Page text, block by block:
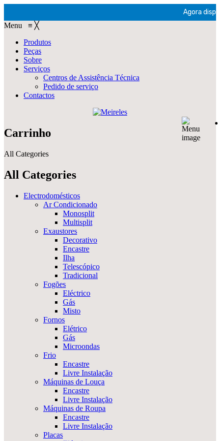
Agora
Menu ≡ ╳
Produtos
Peças
Sobre
Serviços
Centros de Assistência Técnica
Pedido de serviço
Contactos
Carrinho
All Categories
All Categories
Electrodomésticos
Ar Condicionado
Monosplit
Multisplit
Exaustores
Decorativo
Encastre
Ilha
Telescópico
Tradicional
Fogões
Eléctrico
Gás
Misto
Fornos
Elétrico
Gás
Microondas
Frio
Encastre
Livre Instalação
Máquinas de Louça
Encastre
Livre Instalação
Máquinas de Roupa
Encastre
Livre Instalação
Placas